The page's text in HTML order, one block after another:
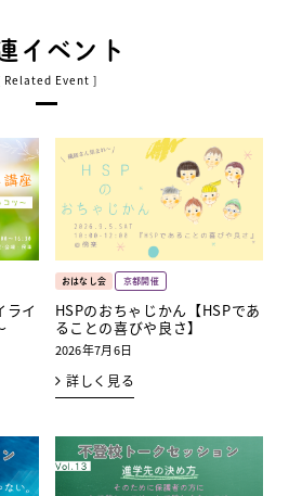
イベント
ライ
おはなし会 京都開催
HSPのおちゃじかん【HSPであ
ることの喜びや良さ】
2026年7月6日
詳しく見る